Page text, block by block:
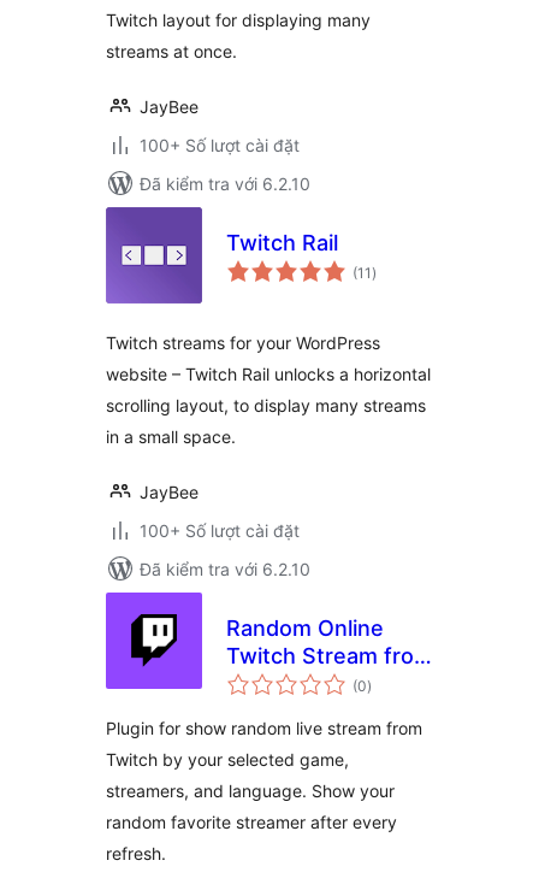
Twitch layout for displaying many
streams at once.
JayBee
100+ Số lượt cài đặt
Đã kiểm tra với 6.2.10
Twitch Rail
(11 tổng
đánh
)
Twitch streams for your WordPress
website – Twitch Rail unlocks a horizontal
scrolling layout, to display many streams
in a small space.
JayBee
100+ Số lượt cài đặt
Đã kiểm tra với 6.2.10
Random Online
Twitch Stream from
selection
(0tổng
đánh
)
Plugin for show random live stream from
Twitch by your selected game,
streamers, and language. Show your
random favorite streamer after every
refresh.